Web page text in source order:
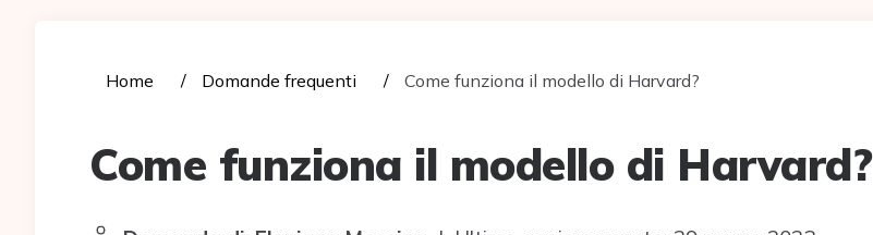
Home Domande frequenti Come funziona il modello di Harvard?
Come funziona il modello di Harvard?